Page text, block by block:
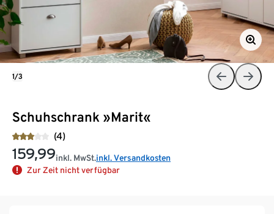
Schuhschrank »Marit«
(4)
159,99inkl. MwSt.inkl. Versandkosten
Zur Zeit nicht verfügbar
1/3